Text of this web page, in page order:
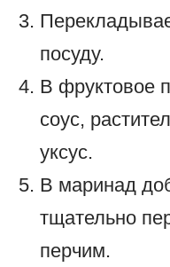
посуду.
В фруктовое
соус,
уксус.
В маринад
тщательно
перчим.